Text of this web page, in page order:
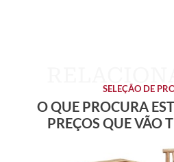
SELEÇÃO DE
O QUE PROCURA
PREÇOS QUE VÃO